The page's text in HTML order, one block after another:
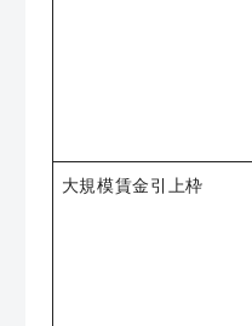
大規模賃金引上枠